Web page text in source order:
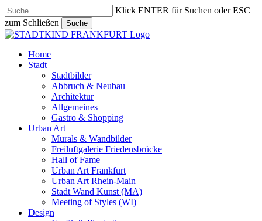
Skip
to
main
content
Klick ENTER für Suchen oder ESC
zum Schließen
Suche
Close
search
Menu
Home
Stadt
Stadtbilder
Abbruch & Neubau
Architektur
Allgemeines
Gastro & Shopping
Urban Art
Murals & Wandbilder
Freiluftgalerie Friedensbrücke
Hall of Fame
Urban Art Frankfurt
Urban Art Rhein-Main
Stadt Wand Kunst (MA)
Meeting of Styles (WI)
Design